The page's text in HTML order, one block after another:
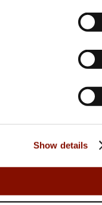
Show details
10:00 - 14:00